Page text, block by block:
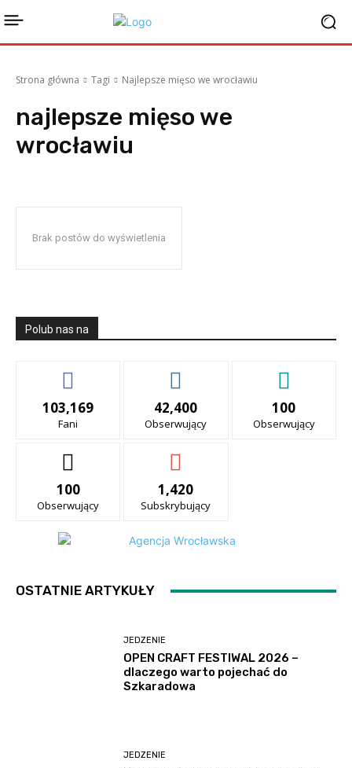
Strona główna Tagi Najlepsze mięso we wrocławiu
najlepsze mięso we
wrocławiu
Brak postów do wyświetlenia
Polub nas na
103,169
Fani
42,400
Obserwujący
100
Obserwujący
100
Obserwujący
1,420
Subskrybujący
OSTATNIE ARTYKUŁY
JEDZENIE
OPEN CRAFT FESTIWAL 2026 –
dlaczego warto pojechać do
Szkaradowa
JEDZENIE